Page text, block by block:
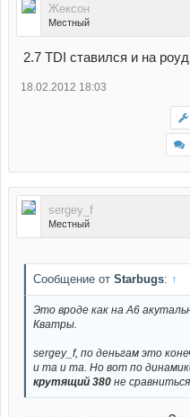
Жексон
Местный
2.7 TDI ставился и на
18.02.2012 18:03
sergey_f
Местный
Сообщение от Starbugs: ↑
Это вроде как на A6
Кватры.
sergey_f, по деньгам это
и та и та. Но вот по
крутящий 380 не сравниться